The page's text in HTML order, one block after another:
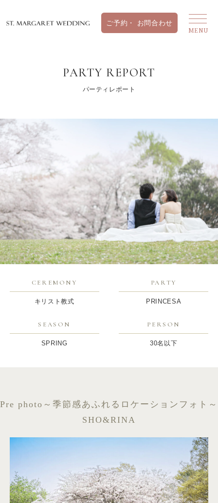
PARTY REPORT
パーティレポート
CEREMONY
キリスト教式
PARTY
PRINCESA
SEASON
SPRING
PERSON
30名以下
Pre photo～季節感あふれるロケーションフォト～
SHO&RINA